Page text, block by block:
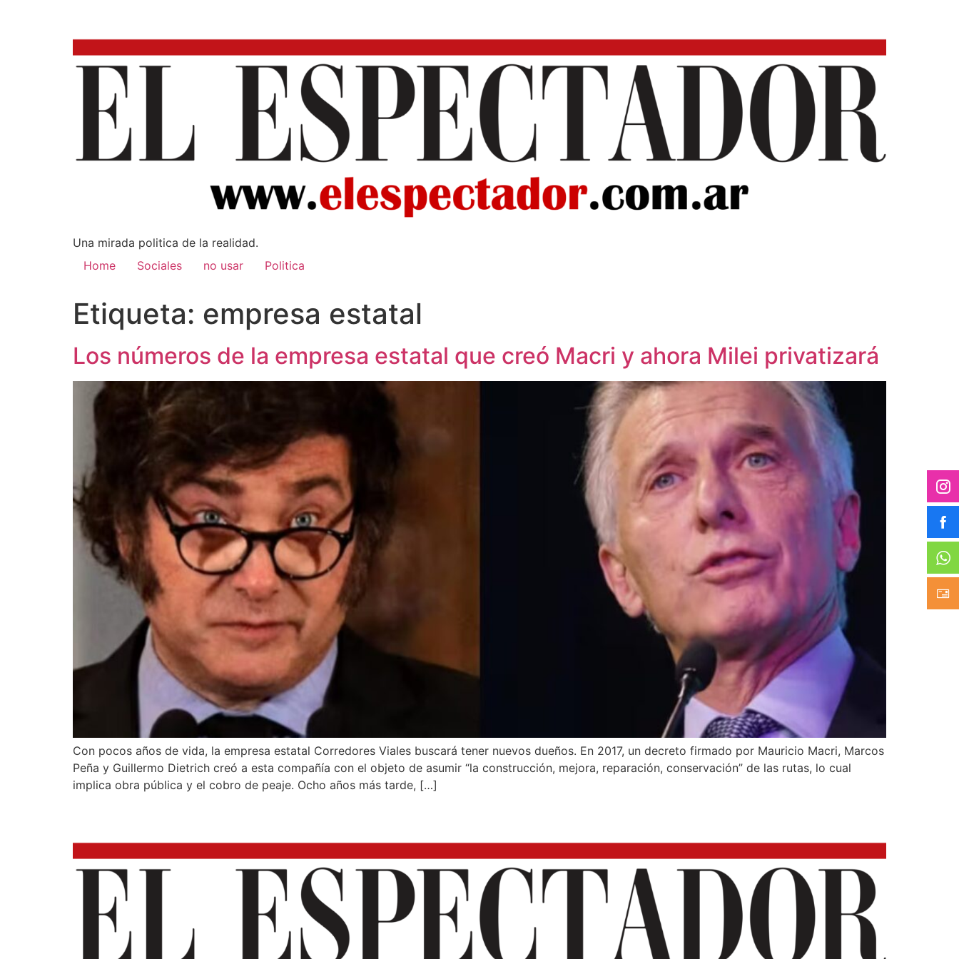
Una mirada poli­tica de la realidad.
Home
Sociales no usar Politica
Etiqueta: empresa estatal
Los números de la empresa estatal que creó Macri y ahora Milei privatizará
Con pocos años de vida, la empresa estatal Corredores Viales buscará tener nuevos dueños. En 2017, un decreto firmado por Mauricio Macri, Marcos
Peña y Guillermo Dietrich creó a esta compañía con el objeto de asumir “la construcción, mejora, reparación, conservación” de las rutas, lo cual
implica obra pública y el cobro de peaje. Ocho años más tarde, […]